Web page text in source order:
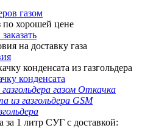
газом
по хорошей цене
на доставку газа
конденсата из газгольдера
конденсата
газом Откачка
из газгольдера GSM
за 1 литр СУГ с доставкой: